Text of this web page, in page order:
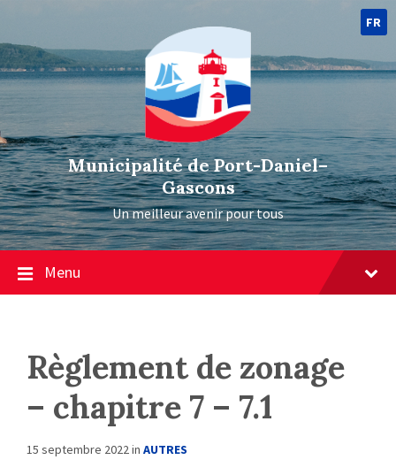
FR
Municipalité de Port-Daniel–
Gascons
Un meilleur avenir pour tous
Menu
Règlement de zonage
– chapitre 7 – 7.1
15 septembre 2022in AUTRES